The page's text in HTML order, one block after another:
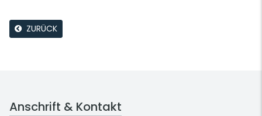
ZURÜCK
Anschrift & Kontakt